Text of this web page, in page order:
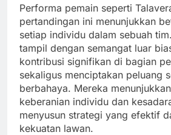
Performa pemain seperti
pertandingan ini menunjukkan
setiap individu dalam sebuah
tampil dengan semangat luar
kontribusi signifikan di bagian
sekaligus menciptakan peluang
berbahaya. Mereka
keberanian individu dan
menyusun strategi yang efektif
kekuatan lawan.